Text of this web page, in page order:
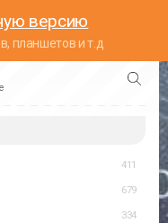
версию
планшетов и т.д
411
679
334